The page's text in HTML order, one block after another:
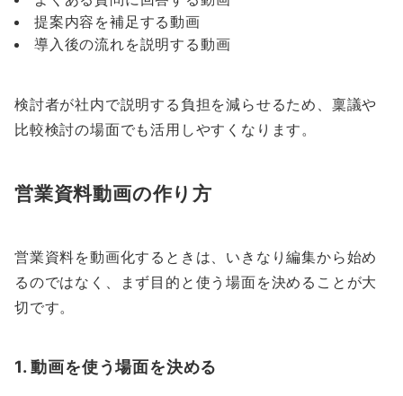
提案内容を補足する動画
導入後の流れを説明する動画
検討者が社内で説明する負担を減らせるため、稟議や
比較検討の場面でも活用しやすくなります。
営業資料動画の作り方
営業資料を動画化するときは、いきなり編集から始め
るのではなく、まず目的と使う場面を決めることが大
切です。
1. 動画を使う場面を決める